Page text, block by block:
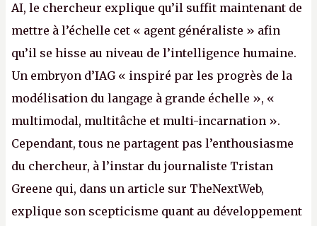
AI, le chercheur explique qu’il suffit maintenant de
mettre à l’échelle cet « agent généraliste » afin
qu’il se hisse au niveau de l’intelligence humaine.
Un embryon d’IAG « inspiré par les progrès de la
modélisation du langage à grande échelle », «
multimodal, multitâche et multi-incarnation ».
Cependant, tous ne partagent pas l’enthousiasme
du chercheur, à l’instar du journaliste Tristan
Greene qui, dans un article sur TheNextWeb,
explique son scepticisme quant au développement